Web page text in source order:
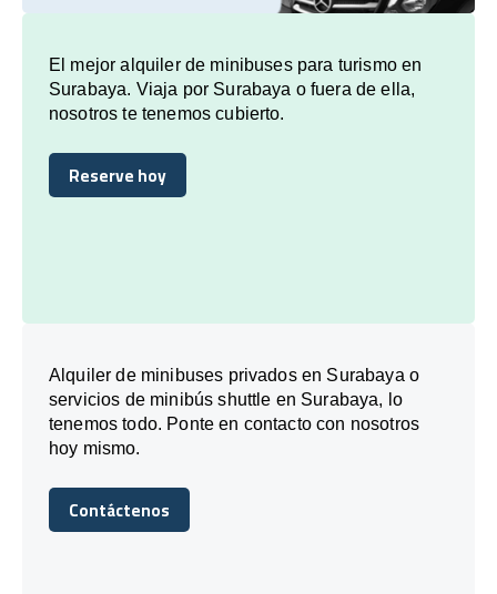
El mejor alquiler de minibuses para turismo en
Surabaya. Viaja por Surabaya o fuera de ella,
nosotros te tenemos cubierto.
Reserve hoy
Reserve hoy
Alquiler de minibuses privados en Surabaya o
servicios de minibús shuttle en Surabaya, lo
tenemos todo. Ponte en contacto con nosotros
hoy mismo.
Contáctenos
Contáctenos